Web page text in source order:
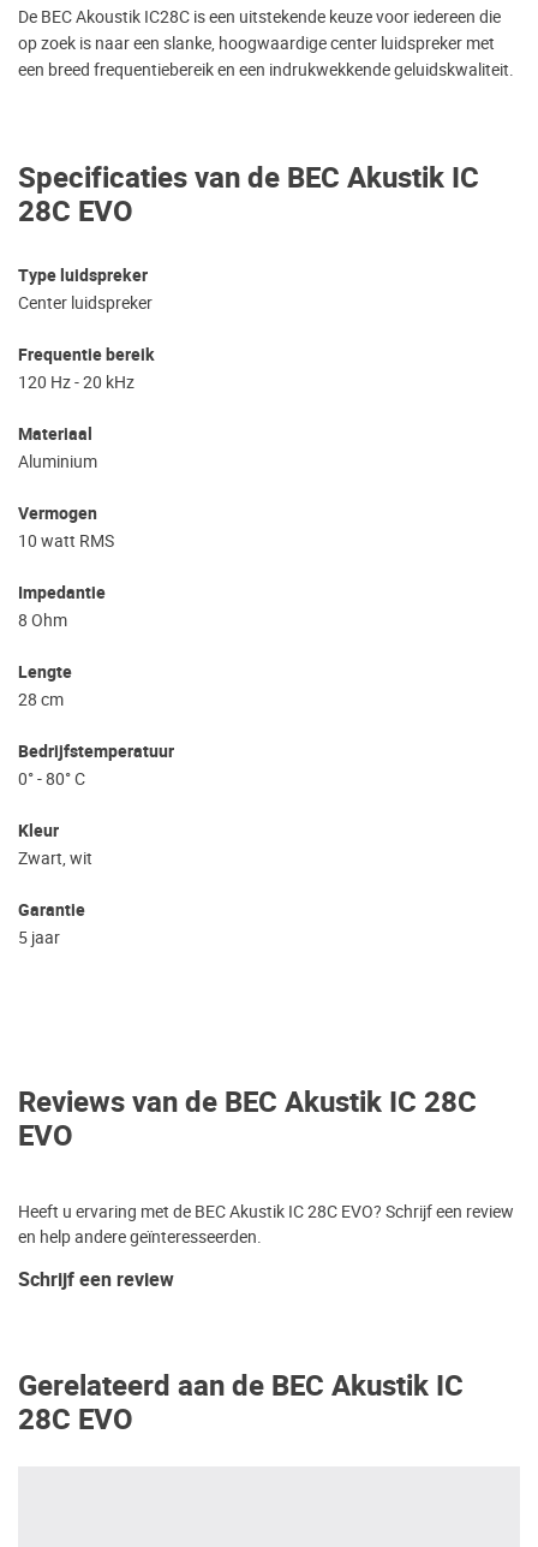
Specificaties van de BEC Akustik IC
28C EVO
Type luidspreker
Center luidspreker
Frequentie bereik
120 Hz - 20 kHz
Materiaal
Aluminium
Vermogen
10 watt RMS
Impedantie
8 Ohm
Lengte
28 cm
Bedrijfstemperatuur
0° - 80° C
Kleur
Zwart, wit
Garantie
5 jaar
De BEC Akoustik IC28C is een uitstekende keuze voor iedereen die
op zoek is naar een slanke, hoogwaardige center luidspreker met
een breed frequentiebereik en een indrukwekkende geluidskwaliteit.
Reviews van de BEC Akustik IC 28C
EVO
Heeft u ervaring met de BEC Akustik IC 28C EVO? Schrijf een review
en help andere geïnteresseerden.
Schrijf een review
Gerelateerd aan de BEC Akustik IC
28C EVO